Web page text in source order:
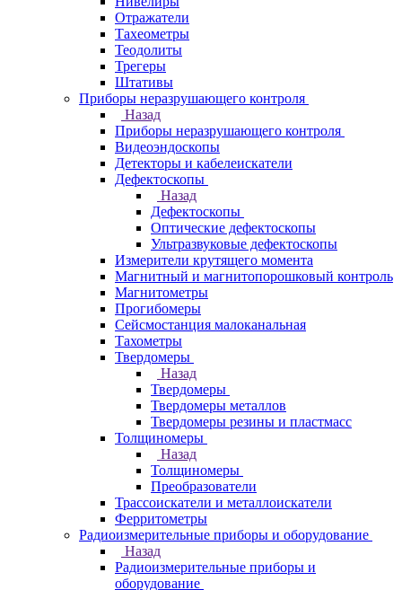
Отражатели
Тахеометры
Теодолиты
Трегеры
Штативы
Приборы неразрушающего контроля
Назад
Приборы неразрушающего контроля
Видеоэндоскопы
Детекторы и кабелеискатели
Дефектоскопы
Назад
Дефектоскопы
Оптические дефектоскопы
Ультразвуковые дефектоскопы
Измерители крутящего момента
Магнитный и магнитопорошковый контроль
Магнитометры
Прогибомеры
Сейсмостанция малоканальная
Тахометры
Твердомеры
Назад
Твердомеры
Твердомеры металлов
Твердомеры резины и пластмасс
Толщиномеры
Назад
Толщиномеры
Преобразователи
Трассоискатели и металлоискатели
Ферритометры
Радиоизмерительные приборы и оборудование
Назад
Радиоизмерительные приборы и
оборудование